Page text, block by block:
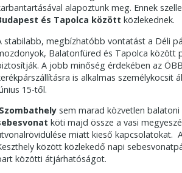
alapoztunk meg. Ennek
és Tapolca között közlekednek.
stabilabb, megbízhatóbb vontatást a Déli
Balatonfüred és Tapolca között
A jobb minőség érdekében az
is alkalmas
15-től.
sem marad közvetlen
köti majd össze a vasi
miatt kieső kapcsolatokat.
között közlekedő napi
közötti átjárhatóságot.